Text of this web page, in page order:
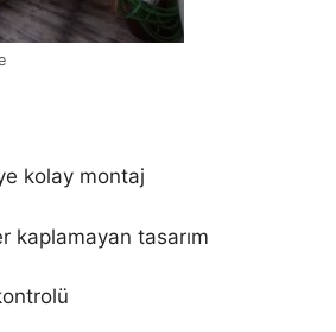
kolay montaj
kaplamayan tasarım